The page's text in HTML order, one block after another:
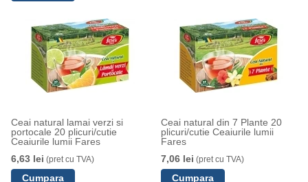
Ceai natural lamai verzi si
portocale 20 plicuri/cutie
Ceaiurile lumii Fares
6,63 lei (pret cu TVA)
Ceai natural din 7 Plante 20
plicuri/cutie Ceaiurile lumii
Fares
7,06 lei (pret cu TVA)